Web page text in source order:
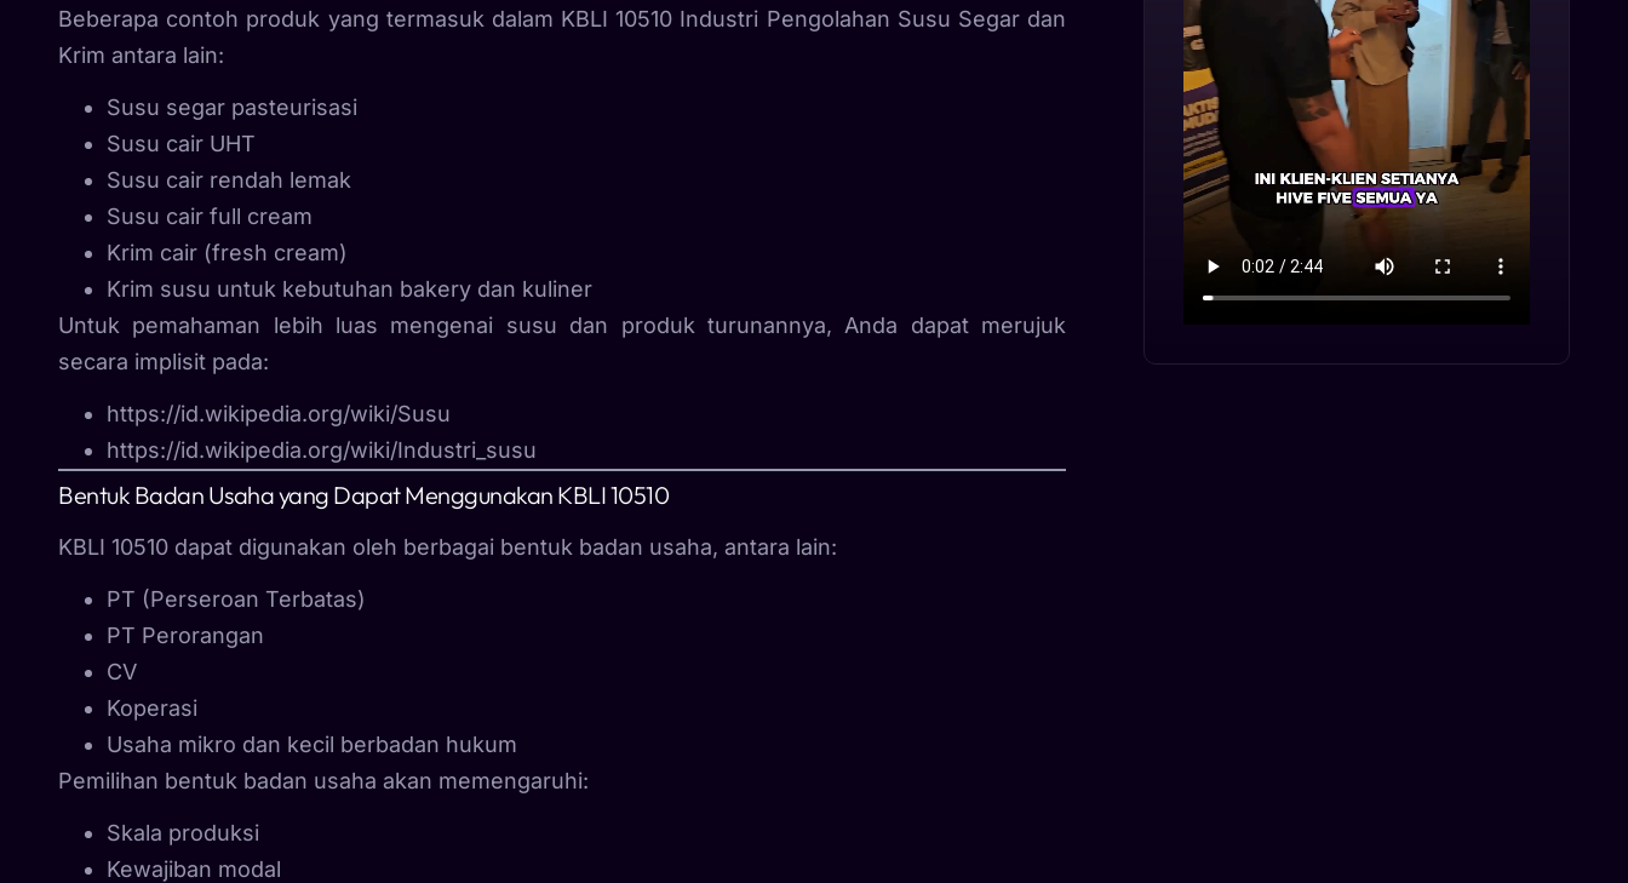
Beberapa contoh produk yang termasuk dalam KBLI 10510 Industri Pengolahan Susu Segar dan
Krim antara lain:
Susu segar pasteurisasi
Susu cair UHT
Susu cair rendah lemak
Susu cair full cream
Krim cair (fresh cream)
Krim susu untuk kebutuhan bakery dan kuliner
Untuk pemahaman lebih luas mengenai susu dan produk turunannya, Anda dapat merujuk
secara implisit pada:
https://id.wikipedia.org/wiki/Susu
https://id.wikipedia.org/wiki/Industri_susu
Bentuk Badan Usaha yang Dapat Menggunakan KBLI 10510
KBLI 10510 dapat digunakan oleh berbagai bentuk badan usaha, antara lain:
PT (Perseroan Terbatas)
PT Perorangan
CV
Koperasi
Usaha mikro dan kecil berbadan hukum
Pemilihan bentuk badan usaha akan memengaruhi:
Skala produksi
Kewajiban modal